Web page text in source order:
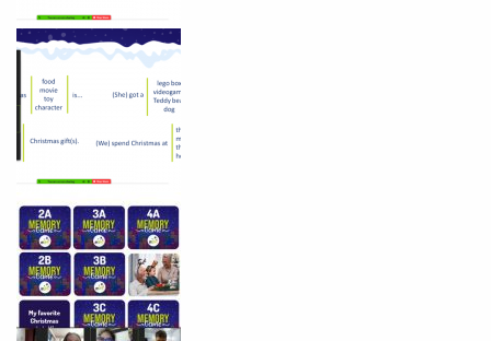
Você é aluno inFlux?
VOLTAR